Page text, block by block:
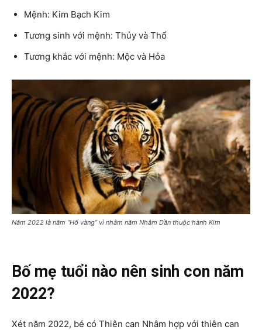
Mệnh: Kim Bạch Kim
Tương sinh với mệnh: Thủy và Thổ
Tương khắc với mệnh: Mộc và Hỏa
Năm 2022 là năm “Hổ vàng” vì nhằm năm Nhâm Dần thuộc hành Kim
Bố mẹ tuổi nào nên sinh con năm
2022?
Xét năm 2022, bé có Thiên can Nhâm hợp với thiên can